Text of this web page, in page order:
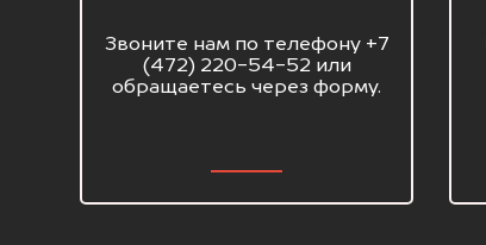
Звоните нам по телефону +7
(472) 220-54-52 или
обращаетесь через форму.